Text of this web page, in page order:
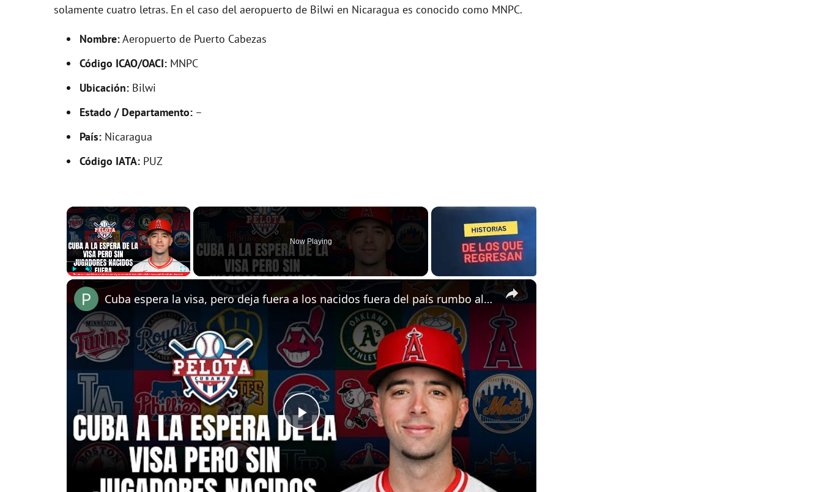
solamente cuatro letras. En el caso del aeropuerto de Bilwi en Nicaragua es conocido como MNPC.
Nombre:Aeropuerto de Puerto Cabezas
Código ICAO/OACI: MNPC
Ubicación: Bilwi
Estado / Departamento: –
País: Nicaragua
Código IATA: PUZ
×
Now Playing
×
P
l
Cuba espera la visa, pero deja fuera a los nacidos fuera del país rumbo al Clásico